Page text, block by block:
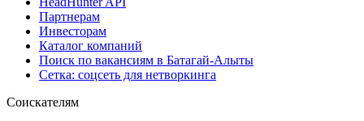
Партнерам
Инвесторам
Каталог компаний
Поиск по вакансиям в Батагай-Алыты
Сетка: соцсеть для нетворкинга
Соискателям